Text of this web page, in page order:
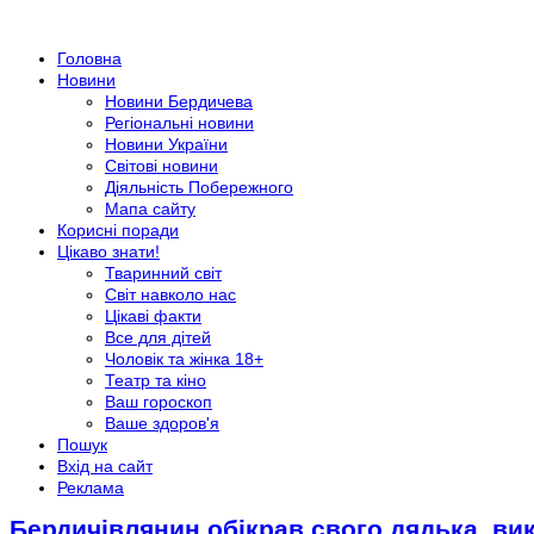
Головна
Новини
Новини Бердичева
Регіональні новини
Новини України
Світові новини
Діяльність Побережного
Мапа сайту
Корисні поради
Цікаво знати!
Тваринний світ
Світ навколо нас
Цікаві факти
Все для дітей
Чоловік та жінка 18+
Театр та кіно
Ваш гороскоп
Ваше здоров'я
Пошук
Вхід на сайт
Реклама